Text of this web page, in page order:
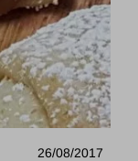
26/08/2017